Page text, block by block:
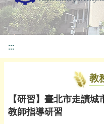
:::
教
【研習】臺北市走讀
教師指導研習